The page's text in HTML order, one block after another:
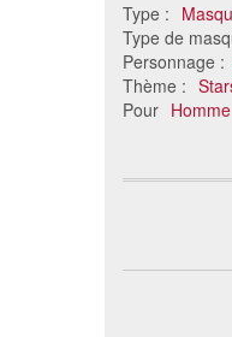
Type :
Type de
Personnage :
Thème :
Pour Homme
Masque